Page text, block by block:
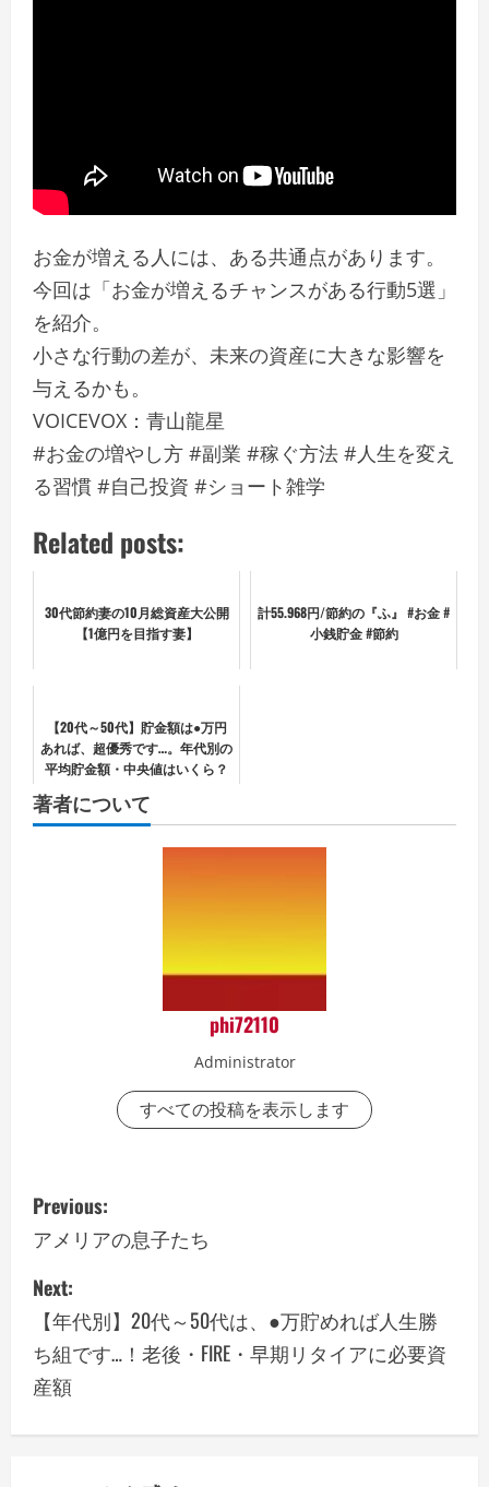
お金が増える人には、ある共通点があります。
今回は「お金が増えるチャンスがある行動5選」
を紹介。
小さな行動の差が、未来の資産に大きな影響を
与えるかも。
VOICEVOX：青山龍星
#お金の増やし方 #副業 #稼ぐ方法 #人生を変え
る習慣 #自己投資 #ショート雑学
Related posts:
30代節約妻の10月総資産大公開
【1億円を目指す妻】
計55.968円/節約の『ふ』 #お金 #
小銭貯金 #節約
【20代～50代】貯金額は●万円
あれば、超優秀です…。年代別の
平均貯金額・中央値はいくら？
著者について
phi72110
Administrator
すべての投稿を表示します
P
o
s
n
a
Previous:
アメリアの息子たち
Next:
【年代別】20代～50代は、●万貯めれば人生勝
ち組です…！老後・FIRE・早期リタイアに必要資
産額